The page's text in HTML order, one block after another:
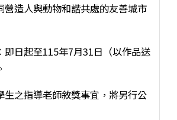
營造人與動物和諧共處的友善城市
即日起至115年7月31日（以作品送
生之指導老師敘獎事宜，將另行公